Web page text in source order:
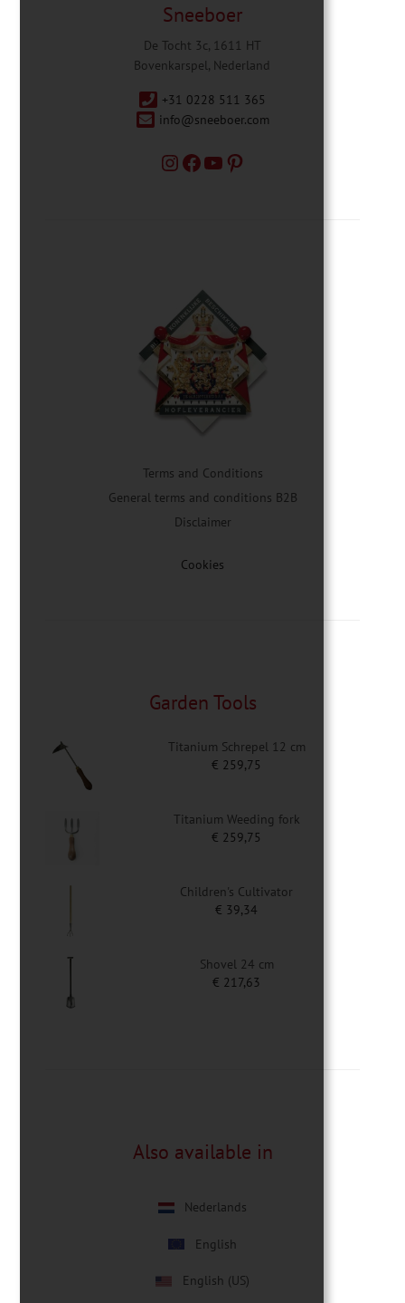
Sneeboer
De Tocht 3c, 1611 HT
Bovenkarspel, Nederland
+31 0228 511 365
info@sneeboer.com
Terms and Conditions
General terms and conditions B2B
Disclaimer
Cookies
Garden Tools
Titanium Schrepel 12 cm
€ 259,75
Titanium Weeding fork
€ 259,75
Children's Cultivator
€ 39,34
Shovel 24 cm
€ 217,63
Also available in
Nederlands
English
English (US)